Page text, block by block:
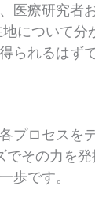
医療研究者
について分
られるはずで
プロセスを
その力を
歩です。